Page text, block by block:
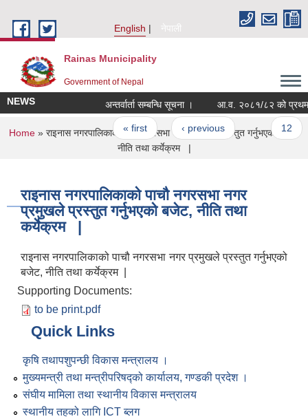
English
नेपाली
Rainas Municipality
Government of Nepal
NEWS अन्तर्वार्ता सम्बन्धि सूचना ।
Pages
« first ‹ previous … 12
You are here
Home » राइनास नगरपालिकाको पाचौ नगरसभा नगर प्रमुखले प्रस्तुत गर्नुभएको बजेट,
नीति तथा कर्येक्रम |
राइनास नगरपालिकाको पाचौ नगरसभा नगर
प्रमुखले प्रस्तुत गर्नुभएको बजेट, नीति तथा
कर्येक्रम |
राइनास नगरपालिकाको पाचौ नगरसभा नगर प्रमुखले प्रस्तुत गर्नुभएको
बजेट, नीति तथा कर्येक्रम |
Supporting Documents:
to be print.pdf
Quick Links
कृषि तथापशुपन्छी विकास मन्त्रालय ।
मुख्यमन्त्री तथा मन्त्रीपरिषद्को कार्यालय, गण्डकी प्रदेश ।
संघीय मामिला तथा स्थानीय विकास मन्त्रालय
स्थानीय तहको लागि ICT ब्लग